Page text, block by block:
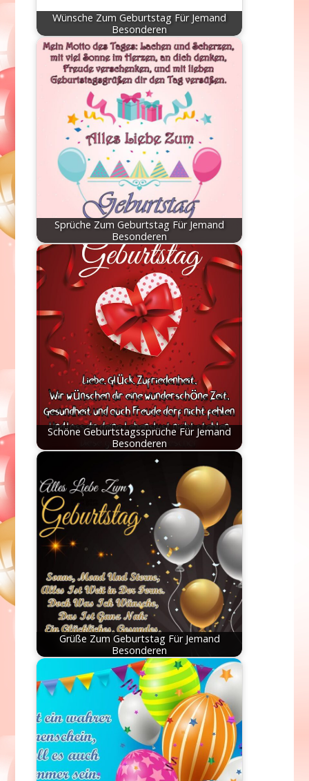
Wünsche Zum Geburtstag Für Jemand
Besonderen
Sprüche Zum Geburtstag Für Jemand
Besonderen
Schöne Geburtstagssprüche Für Jemand
Besonderen
Grüße Zum Geburtstag Für Jemand
Besonderen